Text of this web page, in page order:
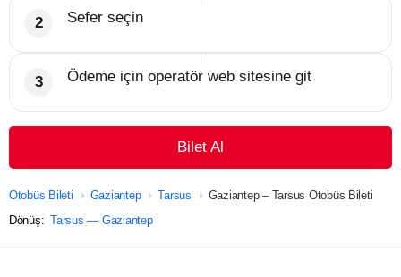
Sefer seçin
Ödeme için operatör web sitesine git
Bilet Al
Otobüs Bileti Gaziantep Tarsus
Gaziantep – Tarsus Otobüs Bileti
Dönüş: Tarsus — Gaziantep